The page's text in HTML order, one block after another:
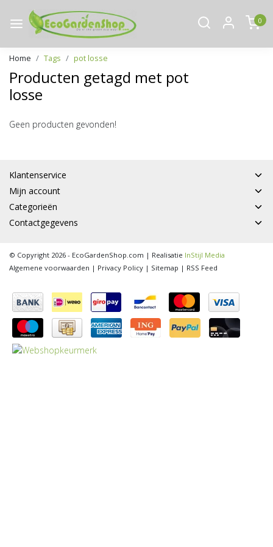
0
Home Tags pot losse
Producten getagd met pot
losse
Geen producten gevonden!
Klantenservice
Mijn account
Categorieën
Contactgegevens
© Copyright 2026 - EcoGardenShop.com | Realisatie InStijl Media
Algemene voorwaarden | Privacy Policy | Sitemap | RSS Feed